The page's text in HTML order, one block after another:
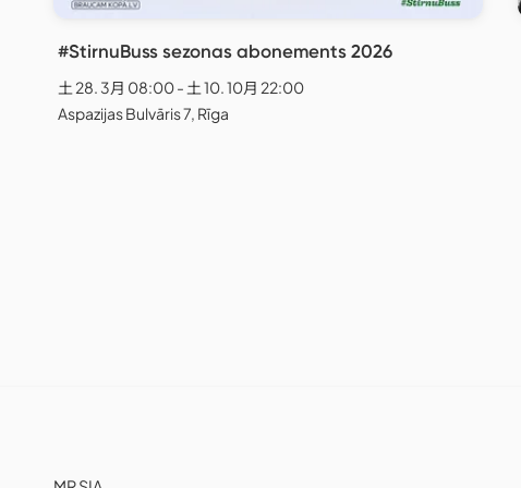
#StirnuBuss sezonas abonements 2026
土 28. 3月 08:00 - 土 10. 10月 22:00
Aspazijas Bulvāris 7, Rīga